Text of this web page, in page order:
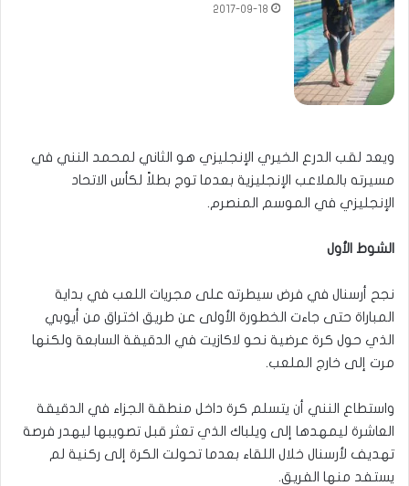
2017-09-18
ويعد لقب الدرع الخيري الإنجليزي هو الثاني لمحمد النني في
مسيرته بالملاعب الإنجليزية بعدما توج بطلاً لكأس الاتحاد
الإنجليزي في الموسم المنصرم.
الشوط الأول
نجح أرسنال في فرض سيطرته على مجريات اللعب في بداية
المباراة حتى جاءت الخطورة الأولى عن طريق اختراق من أيوبي
الذي حول كرة عرضية نحو لاكازيت في الدقيقة السابعة ولكنها
مرت إلى خارج الملعب.
واستطاع النني أن يتسلم كرة داخل منطقة الجزاء في الدقيقة
العاشرة ليمهدها إلى ويلباك الذي تعثر قبل تصويبها ليهدر فرصة
تهديف لأرسنال خلال اللقاء بعدما تحولت الكرة إلى ركنية لم
يستفد منها الفريق.